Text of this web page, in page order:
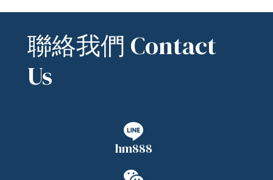
聯絡我們 Contact
Us
hm888